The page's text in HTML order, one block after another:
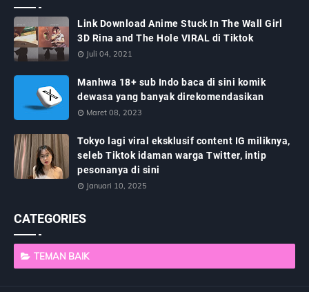
Link Download Anime Stuck In The Wall Girl
3D Rina and The Hole VIRAL di Tiktok
Juli 04, 2021
Manhwa 18+ sub Indo baca di sini komik
dewasa yang banyak direkomendasikan
Maret 08, 2023
Tokyo lagi viral eksklusif content IG miliknya,
seleb Tiktok idaman warga Twitter, intip
pesonanya di sini
Januari 10, 2025
CATEGORIES
TEMAN BAIK